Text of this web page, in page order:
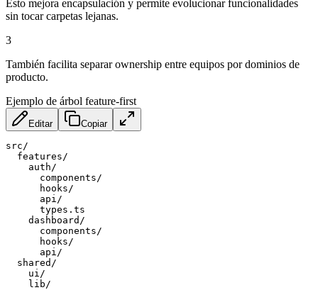
Esto mejora encapsulación y permite evolucionar funcionalidades
sin tocar carpetas lejanas.
3
También facilita separar ownership entre equipos por dominios de
producto.
Ejemplo de árbol feature-first
Editar Copiar
src/
  features/
    auth/
      components/
      hooks/
      api/
      types.ts
    dashboard/
      components/
      hooks/
      api/
  shared/
    ui/
    lib/